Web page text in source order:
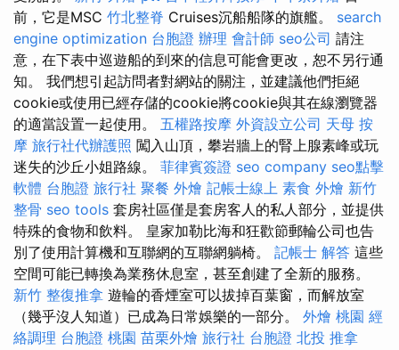
前，它是MSC 竹北整脊 Cruises沉船船隊的旗艦。 search
engine optimization 台胞證 辦理 會計師 seo公司 請注
意，在下表中巡遊船的到來的信息可能會更改，恕不另行通
知。 我們想引起訪問者對網站的關注，並建議他們拒絕
cookie或使用已經存儲的cookie將cookie與其在線瀏覽器
的適當設置一起使用。 五權路按摩 外資設立公司 天母 按
摩 旅行社代辦護照 闖入山頂，攀岩牆上的腎上腺素峰或玩
迷失的沙丘小姐路線。 菲律賓簽證 seo company seo點擊
軟體 台胞證 旅行社 聚餐 外燴 記帳士線上 素食 外燴 新竹
整骨 seo tools 套房社區僅是套房客人的私人部分，並提供
特殊的食物和飲料。 皇家加勒比海和狂歡節郵輪公司也告
別了使用計算機和互聯網的互聯網躺椅。 記帳士 解答 這些
空間可能已轉換為業務休息室，甚至創建了全新的服務。
新竹 整復推拿 遊輪的香煙室可以拔掉百葉窗，而解放室
（幾乎沒人知道）已成為日常娛樂的一部分。 外燴 桃園 經
絡調理 台胞證 桃園 苗栗外燴 旅行社 台胞證 北投 推拿